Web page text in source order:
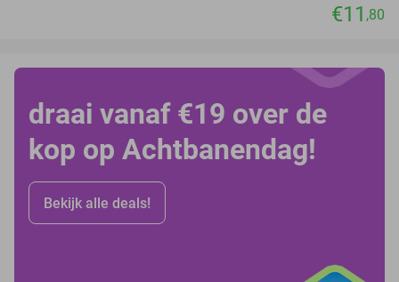
€11 ,80
draai vanaf €19 over de
kop op Achtbanendag!
Bekijk alle deals!